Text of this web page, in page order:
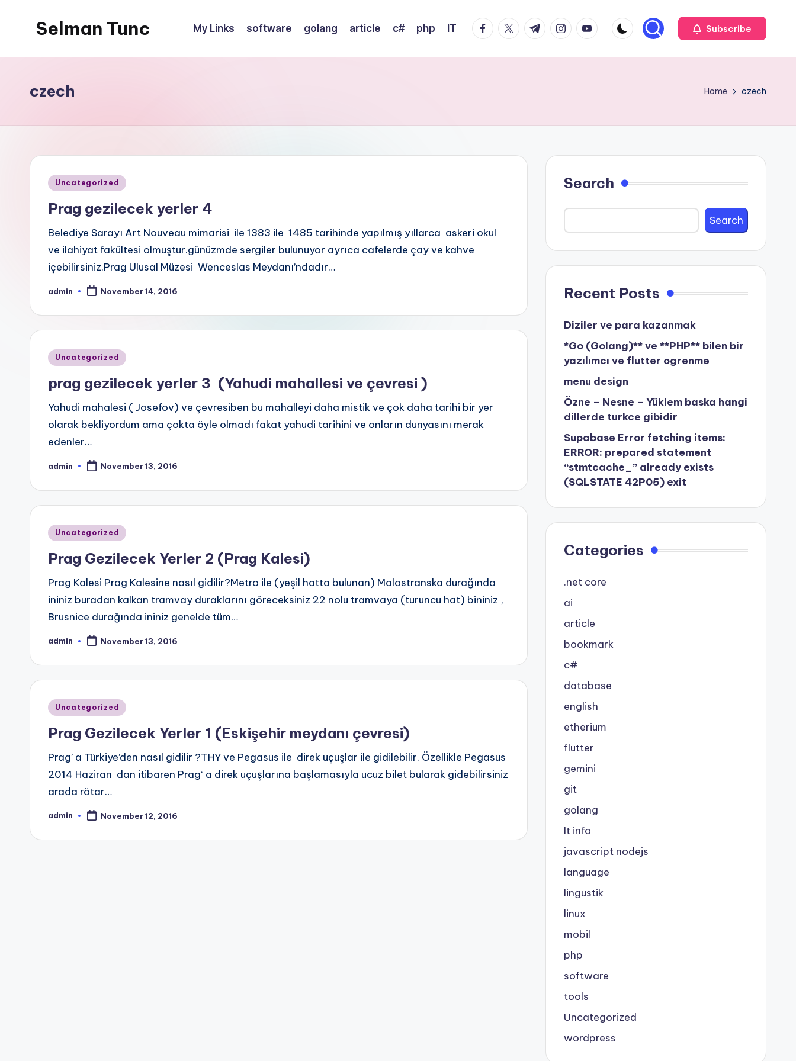
Selman Tunc My Links software golang article c# php IT facebook.com
twitter.com
t.me instagram.com
youtube.com Subscribe
czech Home czech
Posted
Uncategorized
Prag gezilecek yerler 4
Belediye Sarayı Art Nouveau mimarisi ile 1383 ile 1485 tarihinde yapılmış yıllarca askeri okul
ve ilahiyat fakültesi olmuştur.günüzmde sergiler bulunuyor ayrıca cafelerde çay ve kahve
içebilirsiniz.Prag Ulusal Müzesi Wenceslas Meydanı’ndadır…
Posted
admin November 14, 2016
Posted
Uncategorized
prag gezilecek yerler 3 (Yahudi mahallesi ve çevresi )
Yahudi mahalesi ( Josefov) ve çevresiben bu mahalleyi daha mistik ve çok daha tarihi bir yer
olarak bekliyordum ama çokta öyle olmadı fakat yahudi tarihini ve onların dunyasını merak
edenler…
Posted
admin November 13, 2016
Posted
Uncategorized
Prag Gezilecek Yerler 2 (Prag Kalesi)
Prag Kalesi Prag Kalesine nasıl gidilir?Metro ile (yeşil hatta bulunan) Malostranska durağında
ininiz buradan kalkan tramvay duraklarını göreceksiniz 22 nolu tramvaya (turuncu hat) bininiz ,
Brusnice durağında ininiz genelde tüm…
Posted
admin November 13, 2016
Posted
Uncategorized
Prag Gezilecek Yerler 1 (Eskişehir meydanı çevresi)
Prag’ a Türkiye’den nasıl gidilir ?THY ve Pegasus ile direk uçuşlar ile gidilebilir. Özellikle Pegasus
2014 Haziran dan itibaren Prag‘ a direk uçuşlarına başlamasıyla ucuz bilet bularak gidebilirsiniz
arada rötar…
Posted
admin November 12, 2016
Search
Search
Recent Posts
Diziler ve para kazanmak
*Go (Golang)** ve **PHP** bilen bir
yazılımcı ve flutter ogrenme
menu design
Özne – Nesne – Yüklem baska hangi
dillerde turkce gibidir
Supabase Error fetching items:
ERROR: prepared statement
“stmtcache_” already exists
(SQLSTATE 42P05) exit
Categories
.net core
ai
article
bookmark
c#
database
english
etherium
flutter
gemini
git
golang
It info
javascript nodejs
language
lingustik
linux
mobil
php
software
tools
Uncategorized
wordpress